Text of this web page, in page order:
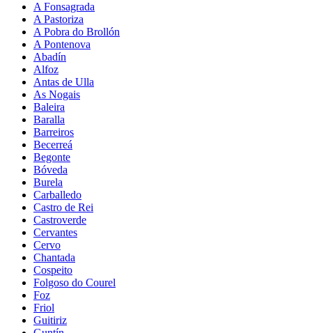
A Fonsagrada
A Pastoriza
A Pobra do Brollón
A Pontenova
Abadín
Alfoz
Antas de Ulla
As Nogais
Baleira
Baralla
Barreiros
Becerreá
Begonte
Bóveda
Burela
Carballedo
Castro de Rei
Castroverde
Cervantes
Cervo
Chantada
Cospeito
Folgoso do Courel
Foz
Friol
Guitiriz